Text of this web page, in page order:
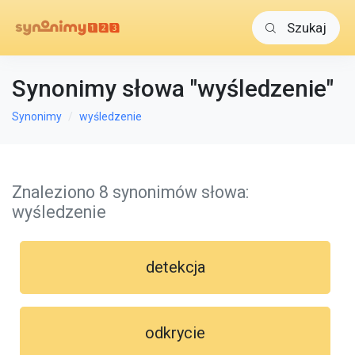
Szukaj
Synonimy słowa "wyśledzenie"
Synonimy wyśledzenie
Znaleziono 8 synonimów słowa:
wyśledzenie
detekcja
odkrycie